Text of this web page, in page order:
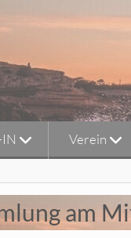
IN Verein
am